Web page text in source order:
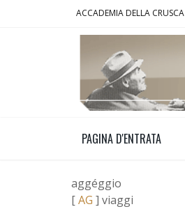
ACCADEMIA DELLA CRUSCA
PAGINA D'ENTRATA
aggéggio
[AG ] viaggi